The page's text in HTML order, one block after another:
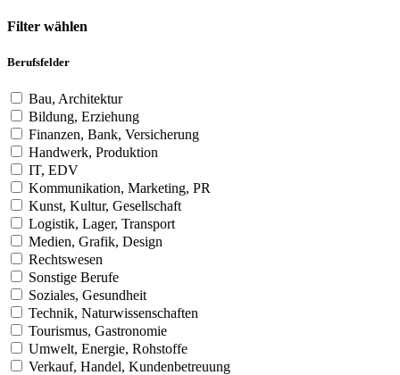
Filter wählen
Berufsfelder
Bau, Architektur
Bildung, Erziehung
Finanzen, Bank, Versicherung
Handwerk, Produktion
IT, EDV
Kommunikation, Marketing, PR
Kunst, Kultur, Gesellschaft
Logistik, Lager, Transport
Medien, Grafik, Design
Rechtswesen
Sonstige Berufe
Soziales, Gesundheit
Technik, Naturwissenschaften
Tourismus, Gastronomie
Umwelt, Energie, Rohstoffe
Verkauf, Handel, Kundenbetreuung